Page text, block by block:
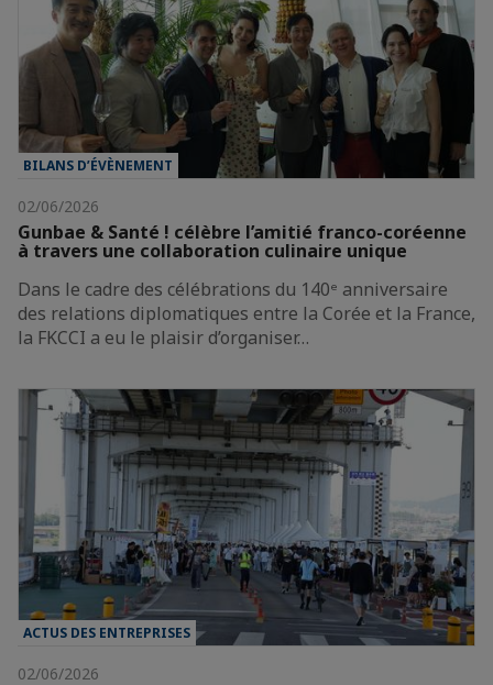
BILANS D’ÉVÈNEMENT
02/06/2026
Gunbae & Santé ! célèbre l’amitié franco-coréenne
à travers une collaboration culinaire unique
Dans le cadre des célébrations du 140ᵉ anniversaire
des relations diplomatiques entre la Corée et la France,
la FKCCI a eu le plaisir d’organiser…
ACTUS DES ENTREPRISES
02/06/2026